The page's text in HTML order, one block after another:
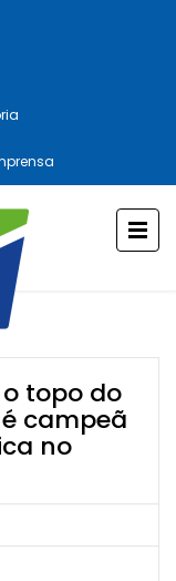
topo do
campeã
no